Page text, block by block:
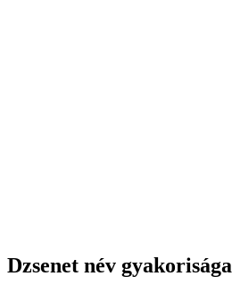
Dzsenet név gyakorisága